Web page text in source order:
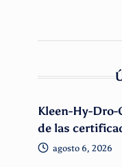
Kleen-Hy-
de las
agosto 6, 2026